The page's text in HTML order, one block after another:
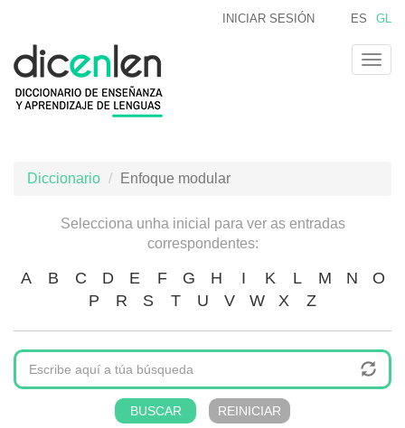
contido
principal
ES GL
INICIAR SESIÓN
Diccionario Enfoque modular
Selecciona unha inicial para ver as entradas
correspondentes:
A B C D E F G H I K L M N
O
P
R S T U V W X Z